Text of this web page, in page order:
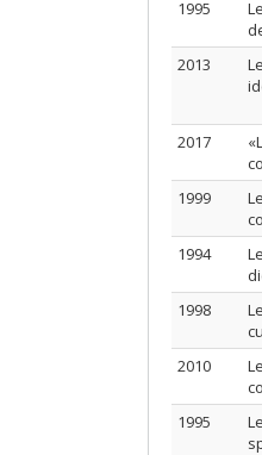
1995
2013
2017
1999
1994
1998
2010
1995